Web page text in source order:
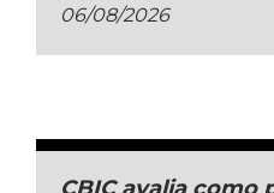
06/08/2026